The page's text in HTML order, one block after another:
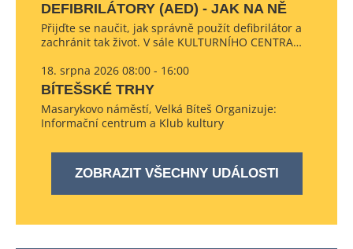
DEFIBRILÁTORY (AED) - JAK NA NĚ
Přijďte se naučit, jak správně použít defibrilátor a
zachránit tak život. V sále KULTURNÍHO CENTRA…
18. srpna 2026 08:00 - 16:00
BÍTEŠSKÉ TRHY
Masarykovo náměstí, Velká Bíteš Organizuje:
Informační centrum a Klub kultury
ZOBRAZIT VŠECHNY UDÁLOSTI